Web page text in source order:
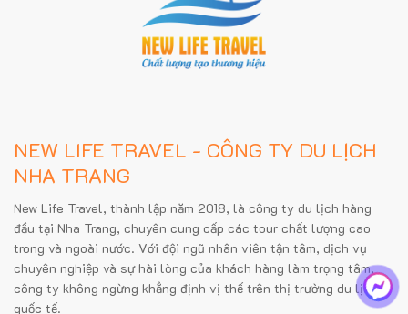
NEW LIFE TRAVEL - CÔNG TY DU LỊCH
NHA TRANG
New Life Travel, thành lập năm 2018, là công ty du lịch hàng
đầu tại Nha Trang, chuyên cung cấp các tour chất lượng cao
trong và ngoài nước. Với đội ngũ nhân viên tận tâm, dịch vụ
chuyên nghiệp và sự hài lòng của khách hàng làm trọng tâm,
công ty không ngừng khẳng định vị thế trên thị trường du lịch
quốc tế.